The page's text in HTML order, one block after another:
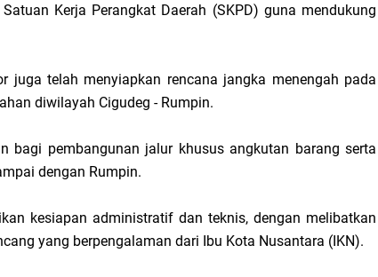
Kerja Perangkat Daerah (SKPD) guna mendukung
juga telah menyiapkan rencana jangka menengah pada
diwilayah Cigudeg - Rumpin.
bagi pembangunan jalur khusus angkutan barang serta
dengan Rumpin.
kesiapan administratif dan teknis, dengan melibatkan
yang berpengalaman dari Ibu Kota Nusantara (IKN).